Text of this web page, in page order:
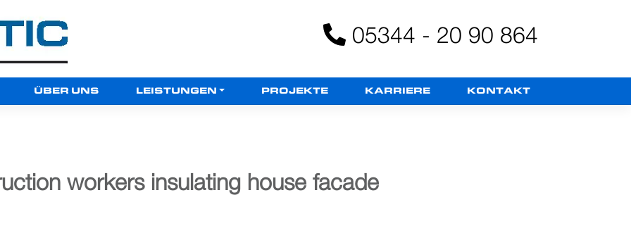
05344 - 20 90 864
ÜBER UNS LEISTUNGEN PROJEKTE KARRIERE KONTAKT
workers insulating house facade